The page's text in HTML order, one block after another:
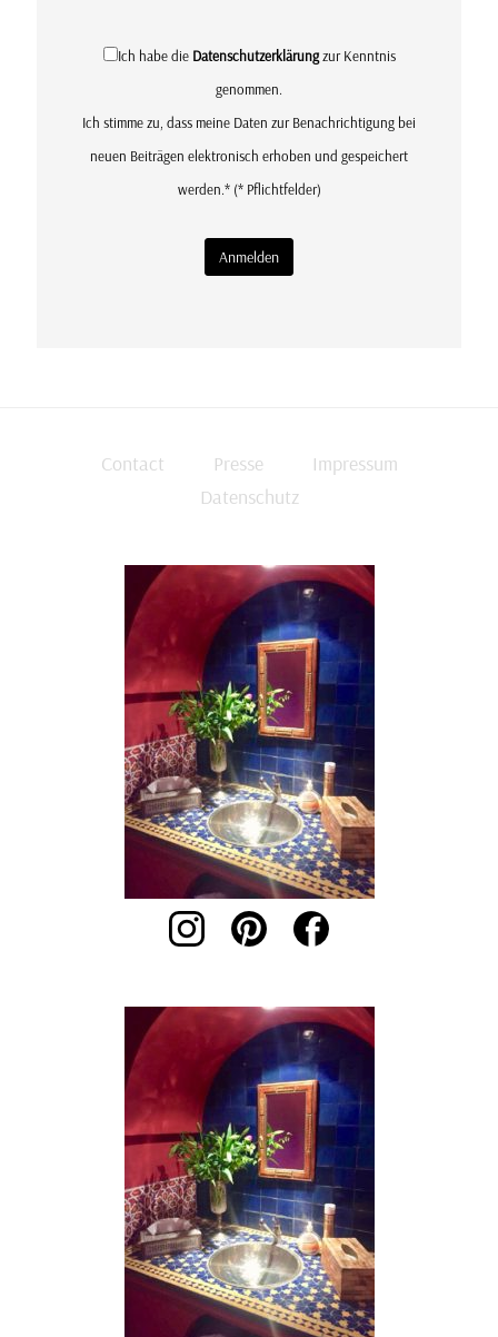
Ich habe die Datenschutzerklärungzur Kenntnis
genommen.
Ich stimme zu, dass meine Daten zur Benachrichtigung bei
neuen Beiträgen elektronisch erhoben und gespeichert
werden.*(* Pflichtfelder)
Contact Presse
Impressum
Datenschutz